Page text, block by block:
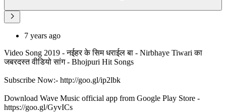
7 years ago
Video Song 2019 - नईहर के सिम धराईल बा - Nirbhaye Tiwari का
जबरदस्त वीडियो सांग - Bhojpuri Hit Songs
Subscribe Now:- http://goo.gl/ip2lbk
Download Wave Music official app from Google Play Store -
https://goo.gl/GyvICs